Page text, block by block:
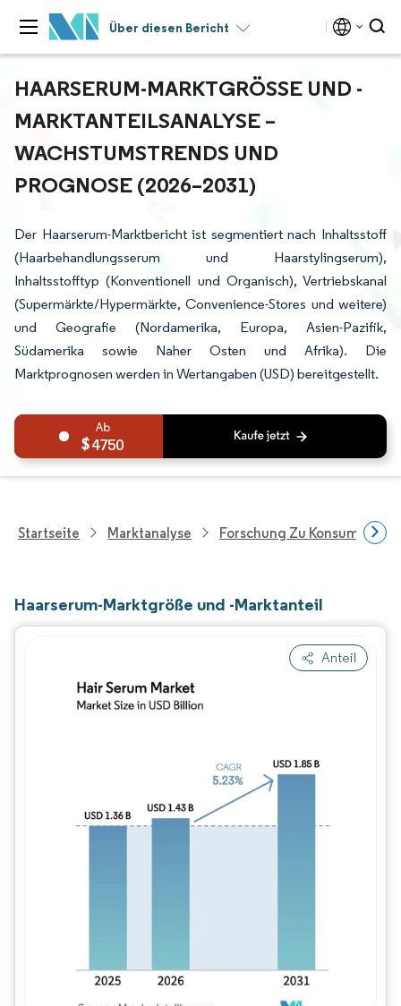
Über diesen Bericht
HAARSERUM-MARKTGRÖSSE UND -M
ARKTANTEILSANALYSE – W
ACHSTUMSTRENDS UND P
ROGNOSE (2026–2031)
Der Haarserum-Marktbericht ist segmentiert nach Inhaltsstoff
(Haarbehandlungsserum und Haarstylingserum),
Inhaltsstofftyp (Konventionell und Organisch), Vertriebskanal
(Supermärkte/Hypermärkte, Convenience-Stores und weitere)
und Geografie (Nordamerika, Europa, Asien-Pazifik,
Südamerika sowie Naher Osten und Afrika). Die
Marktprognosen werden in Wertangaben (USD) bereitgestellt.
4750
Startseite Marktanalyse Forschung Zu
Haarserum-Marktgröße und -Marktanteil
Anteil